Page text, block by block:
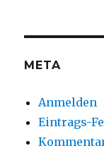
META
Anmelden
Eintrags-